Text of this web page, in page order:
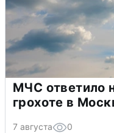
МЧС ответило
грохоте в
7 августа 0